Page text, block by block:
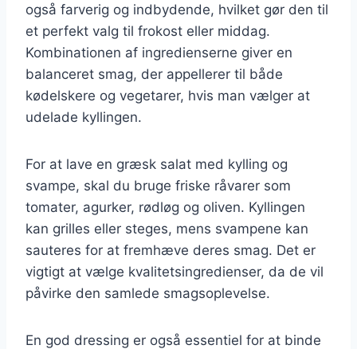
også farverig og indbydende, hvilket gør den til
et perfekt valg til frokost eller middag.
Kombinationen af ingredienserne giver en
balanceret smag, der appellerer til både
kødelskere og vegetarer, hvis man vælger at
udelade kyllingen.
For at lave en græsk salat med kylling og
svampe, skal du bruge friske råvarer som
tomater, agurker, rødløg og oliven. Kyllingen
kan grilles eller steges, mens svampene kan
sauteres for at fremhæve deres smag. Det er
vigtigt at vælge kvalitetsingredienser, da de vil
påvirke den samlede smagsoplevelse.
En god dressing er også essentiel for at binde